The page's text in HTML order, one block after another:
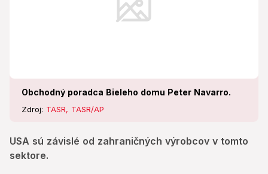
Obchodný poradca Bieleho domu Peter Navarro.
Zdroj: TASR, TASR/AP
USA sú závislé od zahraničných výrobcov v tomto
sektore.